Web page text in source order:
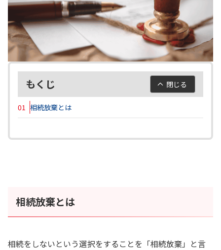
もくじ 閉じる
01 相続放棄とは
相続放棄とは
相続をしないという選択をすることを「相続放棄」と言